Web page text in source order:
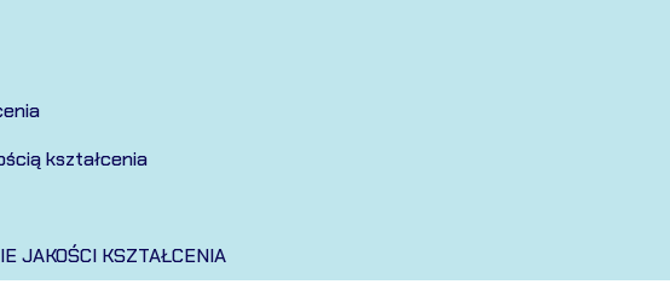
kształcenia
JAKOŚCI KSZTAŁCENIA